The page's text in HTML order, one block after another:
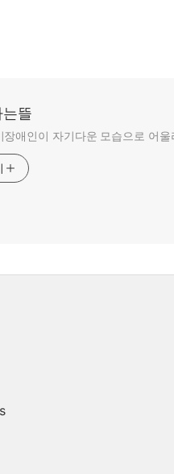
뜰
장애인이 자기다운 모습으로 어